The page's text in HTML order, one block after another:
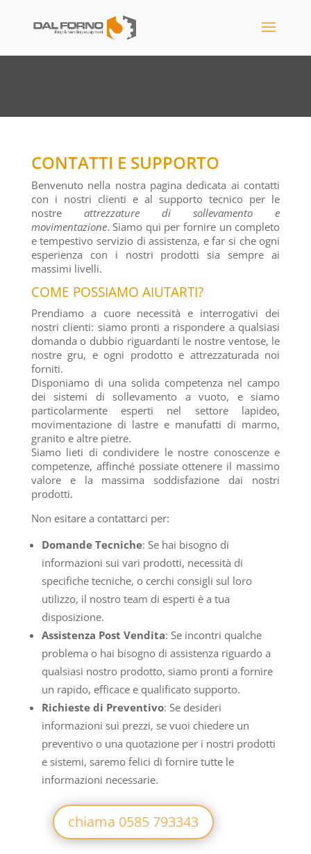
CONTATTI E SUPPORTO
Benvenuto nella nostra pagina dedicata ai contatti
con i nostri clienti e al supporto tecnico per le
nostre attrezzature di sollevamento e
movimentazione. Siamo qui per fornire un completo
e tempestivo servizio di assistenza, e far si che ogni
esperienza con i nostri prodotti sia sempre ai
massimi livelli.
COME POSSIAMO AIUTARTI?
Prendiamo a cuore necessità e interrogativi dei
nostri clienti: siamo pronti a rispondere a qualsiasi
domanda o dubbio riguardanti le nostre ventose, le
nostre gru, e ogni prodotto e attrezzaturada noi
forniti.
Disponiamo di una solida competenza nel campo
dei sistemi di sollevamento a vuoto, e siamo
particolarmente esperti nel settore lapideo,
movimentazione di lastre e manufatti di marmo,
granito e altre pietre.
Siamo lieti di condividere le nostre conoscenze e
competenze, affinché possiate ottenere il massimo
valore e la massima soddisfazione dai nostri
prodotti.
Non esitare a contattarci per:
Domande Tecniche: Se hai bisogno di
informazioni sui vari prodotti, necessità di
specifiche tecniche, o cerchi consigli sul loro
utilizzo, il nostro team di esperti è a tua
disposizione.
Assistenza Post Vendita: Se incontri qualche
problema o hai bisogno di assistenza riguardo a
qualsiasi nostro prodotto, siamo pronti a fornire
un rapido, efficace e qualificato supporto.
Richieste di Preventivo: Se desideri
informazioni sui prezzi, se vuoi chiedere un
preventivo o una quotazione per i nostri prodotti
e sistemi, saremo felici di fornire tutte le
informazioni necessarie.
chiama 0585 793343